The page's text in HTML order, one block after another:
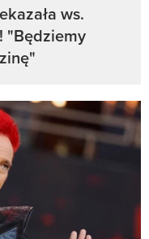
ws.
"Będziemy